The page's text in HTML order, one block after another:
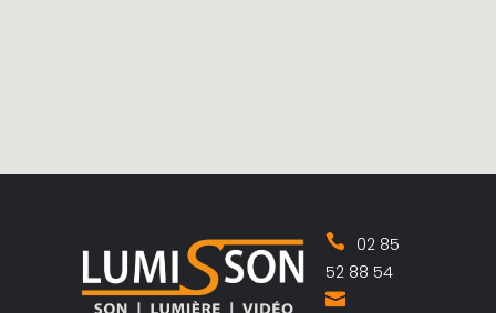
02 85
52 88 54